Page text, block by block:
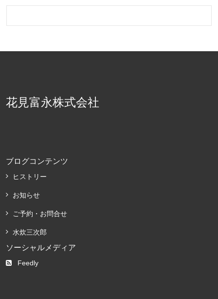
花見富永株式会社
ブログコンテンツ
ヒストリー
お知らせ
ご予約・お問合せ
水炊三次郎
ソーシャルメディア
Feedly